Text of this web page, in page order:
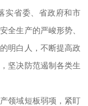
实省委、省政府和市
全生产的严峻形势、
明白人，不断提高政
坚决防范遏制各类生
领域短板弱项，紧盯